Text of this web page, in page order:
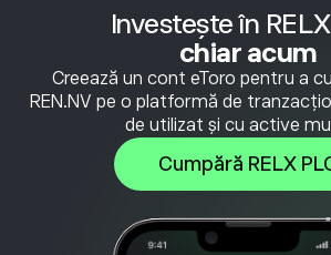
Investește în
chiar acum
Creează un cont eToro pentru a
REN.NV pe o platformă de
de utilizat și cu active
Cumpără RELX